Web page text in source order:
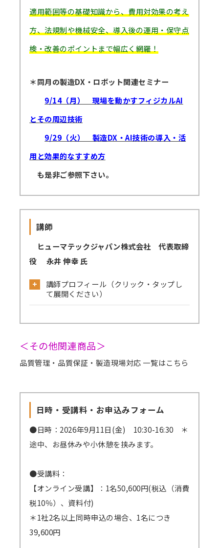
(社内研修)
コラム・取材
お申し込み・振込要領
商品企画リクエスト
メルマガ登録
適用範囲等の基礎知識から、費用対効果の考え
方、法規制や機械安全、導入後の運用・保守点
検・改善のポイントまで幅広く網羅！
＊同月の製造DX・ロボット関連セミナー
9/14（月） 現場を動かすフィジカルAI
とその周辺技術
9/29（火） 製造DX・AI技術の導入・活
用と効果的なすすめ方
も是非ご参照下さい。
講師
ヒューマテックジャパン株式会社 代表取締
役 永井 伸幸 氏
講師プロフィール（クリック・タップし
て展開ください）
＊ご略歴：
前職ではロボットインテグレータとして、シ
業の生産性向上に向けたロボット導入･活用を
支援。
＊ご専門および得意な分野・研究：
＊本テーマ関連のご活動：
(一社)日本ロボットSIer協会開催「産業用ロ
ボットSI検定」２級テキスト、３級テキスト執
筆。１級問題作成。
＜その他関連商品＞
品質管理・品質保証・製造現場対応 一覧はこちら
日時・受講料・お申込みフォーム
●日時：2026年9月11日(金) 10:30-16:30 ＊
途中、お昼休みや小休憩を挟みます。
●受講料：
【オンライン受講】：1名50,600円(税込（消費
税10％）、資料付)
＊1社2名以上同時申込の場合、1名につき
39,600円